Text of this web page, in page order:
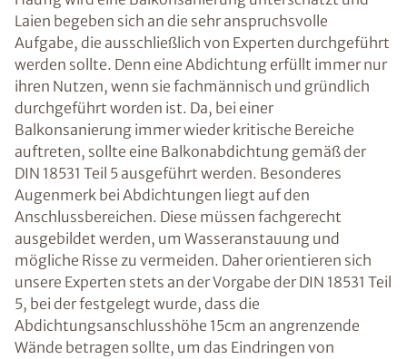
Laien begeben sich an die sehr anspruchsvolle
Aufgabe, die ausschließlich von Experten durchgeführt
werden sollte. Denn eine Abdichtung erfüllt immer nur
ihren Nutzen, wenn sie fachmännisch und gründlich
durchgeführt worden ist. Da, bei einer
Balkonsanierung immer wieder kritische Bereiche
auftreten, sollte eine Balkonabdichtung gemäß der
DIN 18531 Teil 5 ausgeführt werden. Besonderes
Augenmerk bei Abdichtungen liegt auf den
Anschlussbereichen. Diese müssen fachgerecht
ausgebildet werden, um Wasseranstauung und
mögliche Risse zu vermeiden. Daher orientieren sich
unsere Experten stets an der Vorgabe der DIN 18531 Teil
5, bei der festgelegt wurde, dass die
Abdichtungsanschlusshöhe 15cm an angrenzende
Wände betragen sollte, um das Eindringen von